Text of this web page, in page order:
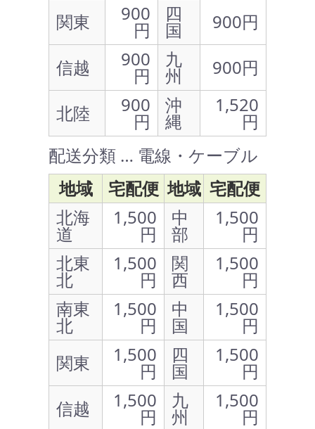
関東
900
円
四
国
900円
信越
900
円
九
州
900円
北陸
900
円
沖
縄
1,520
円
配送分類 … 電線・ケーブル
地域
宅配便 地域 宅配便
北海
道
1,500
円
中
部
1,500
円
北東
北
1,500
円
関
西
1,500
円
南東
北
1,500
円
中
国
1,500
円
関東
1,500
円
四
国
1,500
円
信越
1,500
円
九
州
1,500
円